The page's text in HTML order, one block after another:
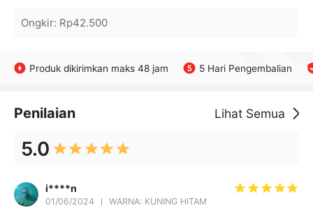
Ongkir: Rp42.500
Produk dikirimkan maks 48 jam 5 Hari Pengembalian
Penilaian Lihat Semua
5.0
i****n
01/06/2024 WARNA: KUNING HITAM